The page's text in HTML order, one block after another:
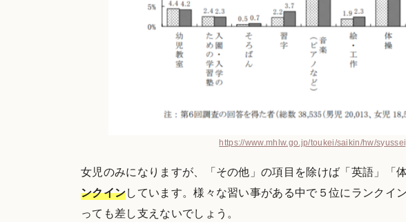
https://www.mhlw.go.jp/toukei/saikin/hw/
女児のみになりますが、「その他」の項目を除けば「英語」「
ンクインしています。様々な習い事がある中で５位にランクイ
っても差し支えないでしょう。